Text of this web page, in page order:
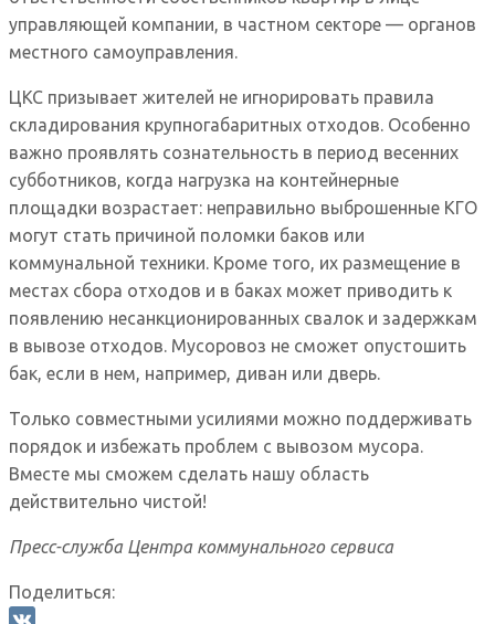
управляющей компании, в частном секторе — органов
местного самоуправления.
ЦКС призывает жителей не игнорировать правила
складирования крупногабаритных отходов. Особенно
важно проявлять сознательность в период весенних
субботников, когда нагрузка на контейнерные
площадки возрастает: неправильно выброшенные КГО
могут стать причиной поломки баков или
коммунальной техники. Кроме того, их размещение в
местах сбора отходов и в баках может приводить к
появлению несанкционированных свалок и задержкам
в вывозе отходов. Мусоровоз не сможет опустошить
бак, если в нем, например, диван или дверь.
Только совместными усилиями можно поддерживать
порядок и избежать проблем с вывозом мусора.
Вместе мы сможем сделать нашу область
действительно чистой!
Пресс-служба Центра коммунального сервиса
Поделиться: